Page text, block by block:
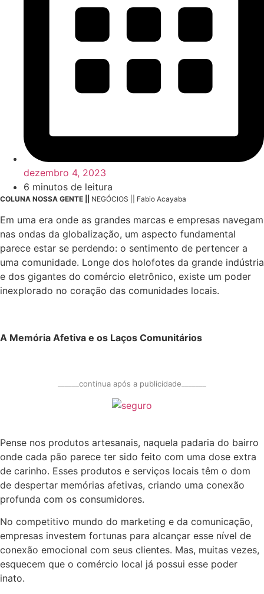
dezembro 4, 2023
6 minutos de leitura
COLUNA NOSSA GENTE || NEGÓCIOS || Fabio Acayaba
Em uma era onde as grandes marcas e empresas navegam
nas ondas da globalização, um aspecto fundamental
parece estar se perdendo: o sentimento de pertencer a
uma comunidade. Longe dos holofotes da grande indústria
e dos gigantes do comércio eletrônico, existe um poder
inexplorado no coração das comunidades locais.
A Memória Afetiva e os Laços Comunitários
______continua após a publicidade_______
Pense nos produtos artesanais, naquela padaria do bairro
onde cada pão parece ter sido feito com uma dose extra
de carinho. Esses produtos e serviços locais têm o dom
de despertar memórias afetivas, criando uma conexão
profunda com os consumidores.
No competitivo mundo do marketing e da comunicação,
empresas investem fortunas para alcançar esse nível de
conexão emocional com seus clientes. Mas, muitas vezes,
esquecem que o comércio local já possui esse poder
inato.